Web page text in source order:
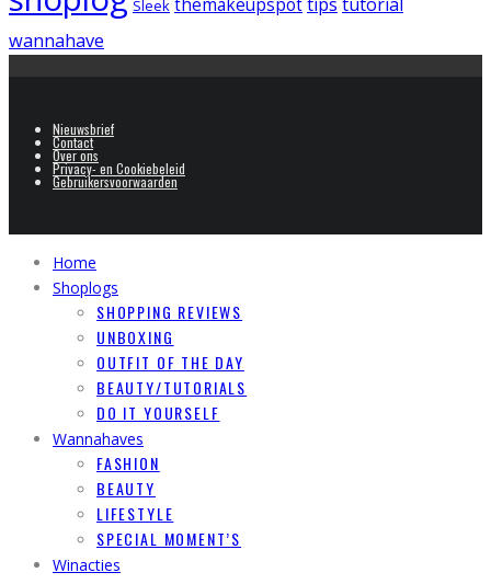
Sleek
wannahave
Nieuwsbrief
Contact
Over ons
Privacy- en Cookiebeleid
Gebruikersvoorwaarden
Home
Shoplogs
SHOPPING REVIEWS
UNBOXING
OUTFIT OF THE DAY
BEAUTY/TUTORIALS
DO IT YOURSELF
Wannahaves
FASHION
BEAUTY
LIFESTYLE
SPECIAL MOMENT’S
Winacties